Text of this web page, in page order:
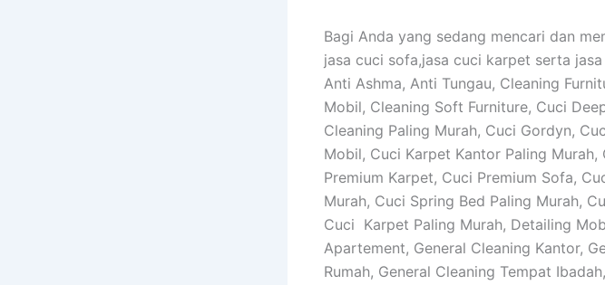
Bagi Anda yang sedang mencari dan
jasa cuci sofa,jasa cuci karpet serta
Anti Ashma, Anti Tungau, Cleaning
Mobil, Cleaning Soft Furniture, Cuci
Cleaning Paling Murah, Cuci Gordyn,
Mobil, Cuci Karpet Kantor Paling
Premium Karpet, Cuci Premium Sofa,
Murah, Cuci Spring Bed Paling Murah,
Cuci Karpet Paling Murah, Detailing
Apartement, General Cleaning Kantor,
Rumah, General Cleaning Tempat